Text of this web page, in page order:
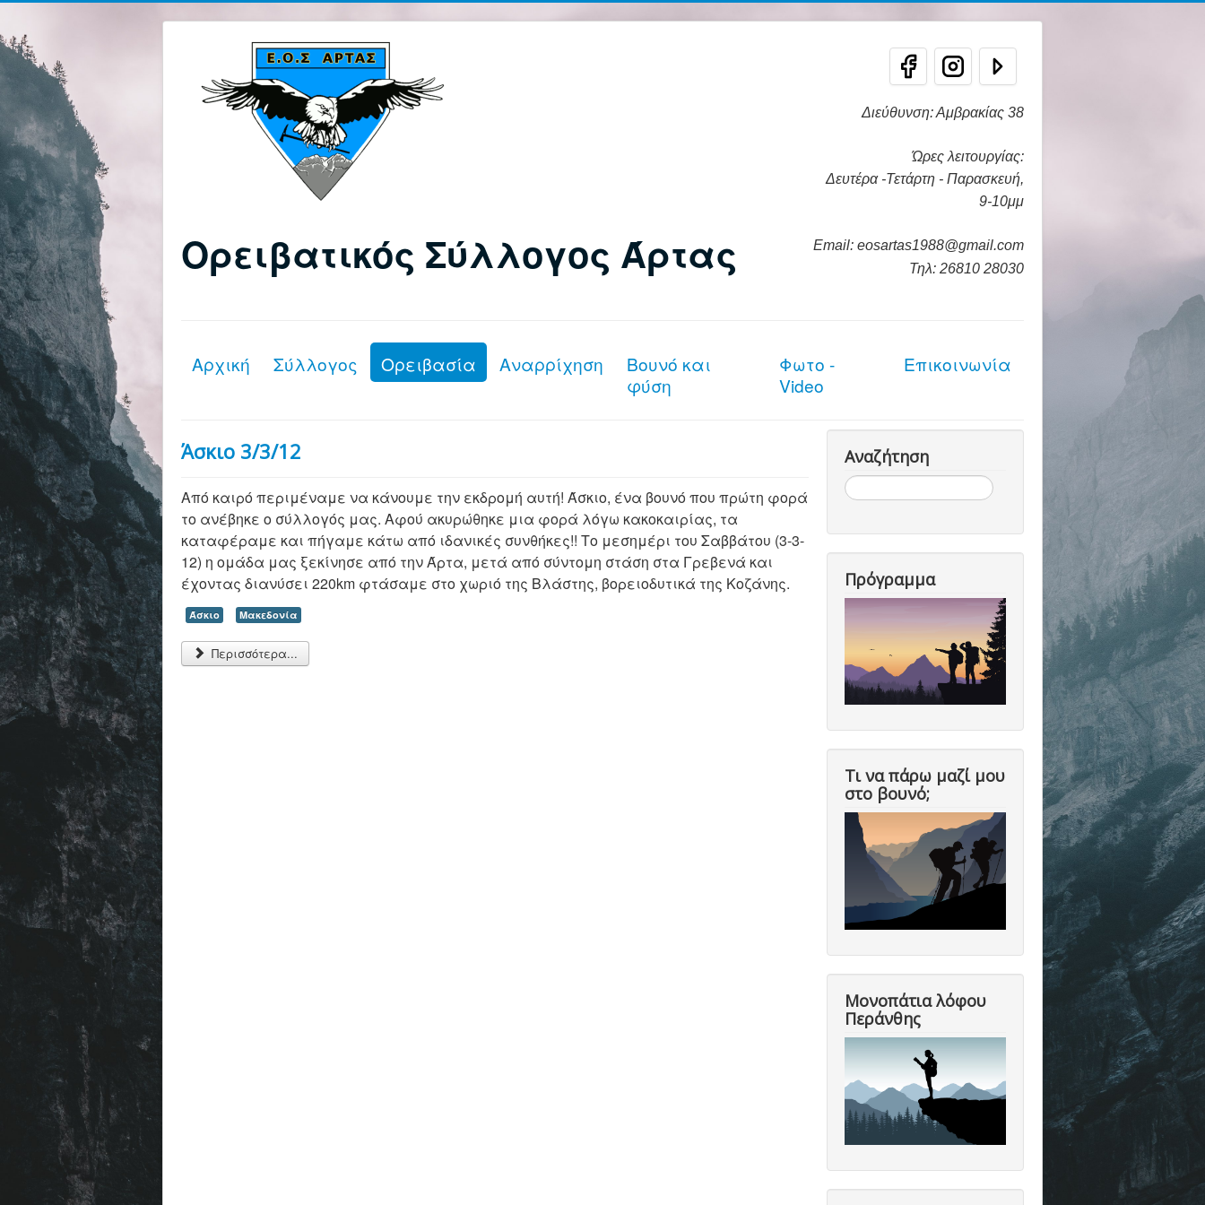
Ορειβατικός Σύλλογος Άρτας
Διεύθυνση: Αμβρακίας 38
Ώρες λειτουργίας:
Δευτέρα -Τετάρτη - Παρασκευή,
9-10μμ
Email: eosartas1988@gmail.com
Τηλ: 26810 28030
Αρχική Σύλλογος Ορειβασία Αναρρίχηση
Βουνό και
φύση
Φωτο -
Video
Επικοινωνία
Άσκιο 3/3/12
Από καιρό περιμέναμε να κάνουμε την εκδρομή αυτή! Άσκιο, ένα βουνό που πρώτη φορά
το ανέβηκε ο σύλλογός μας. Αφού ακυρώθηκε μια φορά λόγω κακοκαιρίας, τα
καταφέραμε και πήγαμε κάτω από ιδανικές συνθήκες!! Το μεσημέρι του Σαββάτου (3-3-
12) η ομάδα μας ξεκίνησε από την Άρτα, μετά από σύντομη στάση στα Γρεβενά και
έχοντας διανύσει 220km φτάσαμε στο χωριό της Βλάστης, βορειοδυτικά της Κοζάνης.
Άσκιο Μακεδονία
Περισσότερα...
Αναζήτηση
Αναζήτηση...
Πρόγραμμα
Τι να πάρω μαζί μου
στο βουνό;
Μονοπάτια λόφου
Περάνθης